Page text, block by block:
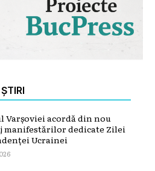
Varșoviei acordă din nou
manifestărilor dedicate Zilei
Ucrainei